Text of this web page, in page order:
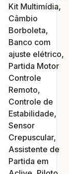
Kit Multimídia,
Câmbio
Borboleta,
Banco com
ajuste elétrico,
Partida Motor
Controle
Remoto,
Controle de
Estabilidade,
Sensor
Crepuscular,
Assistente de
Partida em